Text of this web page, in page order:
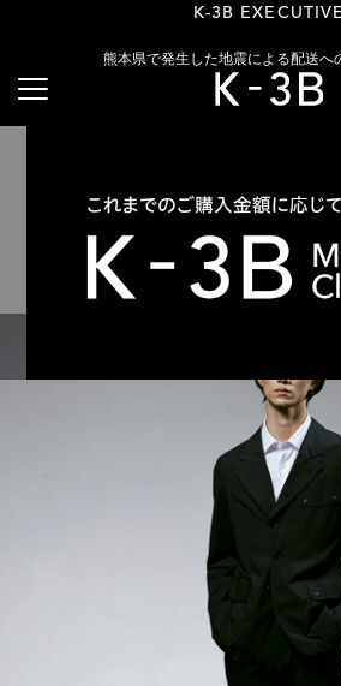
K-3B EXECUTIVE
【待望の新色登場】K-3B
熊本県で発生した地震による配送へ
干場氏が語る、春夏仕様へ進化した、
24SS Style
11